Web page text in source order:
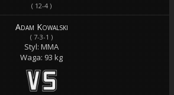
( 12-4 )
Adam Kowalski
( 7-3-1 )
Styl: MMA
Waga: 93 kg